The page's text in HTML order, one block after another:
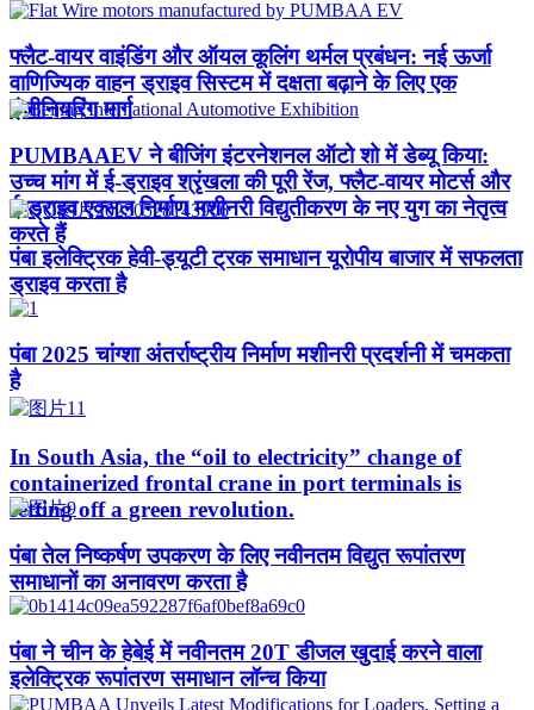
फ्लैट-वायर वाइंडिंग और ऑयल कूलिंग थर्मल प्रबंधन: नई ऊर्जा
वाणिज्यिक वाहन ड्राइव सिस्टम में दक्षता बढ़ाने के लिए एक
इंजीनियरिंग मार्ग
PUMBAAEV ने बीजिंग इंटरनेशनल ऑटो शो में डेब्यू किया:
उच्च मांग में ई-ड्राइव श्रृंखला की पूरी रेंज, फ्लैट-वायर मोटर्स और
ई-ड्राइव एक्सल निर्माण मशीनरी विद्युतीकरण के नए युग का नेतृत्व
करते हैं
पंबा इलेक्ट्रिक हेवी-ड्यूटी ट्रक समाधान यूरोपीय बाजार में सफलता
ड्राइव करता है
पंबा 2025 चांग्शा अंतर्राष्ट्रीय निर्माण मशीनरी प्रदर्शनी में चमकता
है
In South Asia, the “oil to electricity” change of
containerized frontal crane in port terminals is
setting off a green revolution.
पंबा तेल निष्कर्षण उपकरण के लिए नवीनतम विद्युत रूपांतरण
समाधानों का अनावरण करता है
पंबा ने चीन के हेबेई में नवीनतम 20T डीजल खुदाई करने वाला
इलेक्ट्रिक रूपांतरण समाधान लॉन्च किया